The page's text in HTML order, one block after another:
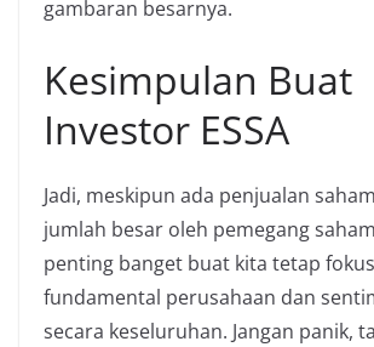
gambaran besarnya.
Kesimpulan Buat
Investor ESSA
Jadi, meskipun ada penjualan saham
jumlah besar oleh pemegang
penting banget buat kita tetap
fundamental perusahaan dan
secara keseluruhan. Jangan panik,